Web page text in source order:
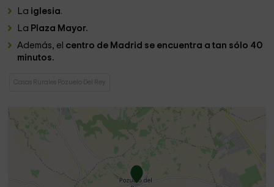
La iglesia.
La Plaza Mayor.
Además, el centro de Madrid se encuentra a tan sólo 40
minutos.
Casas Rurales Pozuelo Del Rey